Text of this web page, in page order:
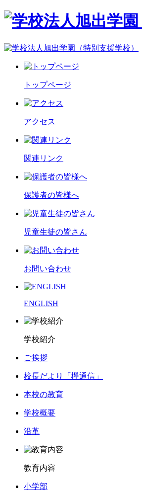
トップページ
アクセス
関連リンク
保護者の皆様へ
児童生徒の皆さん
お問い合わせ
ENGLISH
学校紹介
ご挨拶
校長だより「欅通信」
本校の教育
学校概要
沿革
教育内容
小学部